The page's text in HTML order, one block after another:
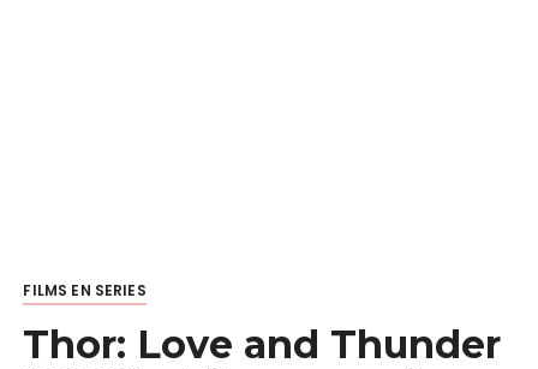
FILMS EN SERIES
Thor: Love and Thunder